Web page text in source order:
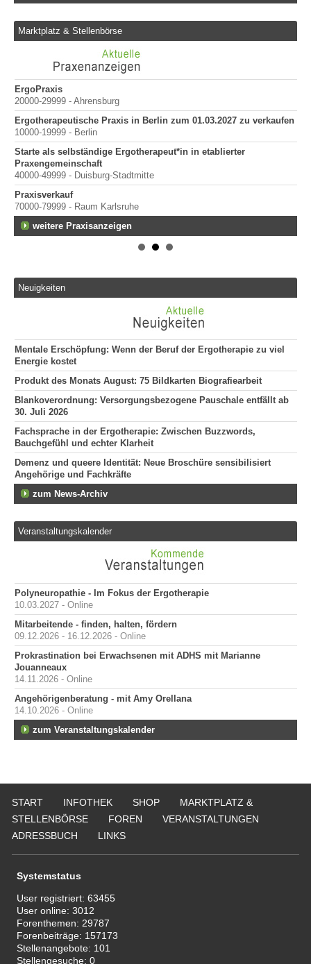
Marktplatz & Stellenbörse
ErgoPraxis
20000-29999 - Ahrensburg
Ergotherapeutische Praxis in Berlin zum 01.03.2027 zu verkaufen
10000-19999 - Berlin
Starte als selbständige Ergotherapeut*in in etablierter
Praxengemeinschaft
40000-49999 - Duisburg-Stadtmitte
Praxisverkauf
70000-79999 - Raum Karlsruhe
weitere Praxisanzeigen
Neuigkeiten
Mentale Erschöpfung: Wenn der Beruf der Ergotherapie zu viel
Energie kostet
Produkt des Monats August: 75 Bildkarten Biografiearbeit
Blankoverordnung: Versorgungsbezogene Pauschale entfällt ab
30. Juli 2026
Fachsprache in der Ergotherapie: Zwischen Buzzwords,
Bauchgefühl und echter Klarheit
Demenz und queere Identität: Neue Broschüre sensibilisiert
Angehörige und Fachkräfte
zum News-Archiv
Veranstaltungskalender
Polyneuropathie - Im Fokus der Ergotherapie
10.03.2027 - Online
Mitarbeitende - finden, halten, fördern
09.12.2026 - 16.12.2026 - Online
Prokrastination bei Erwachsenen mit ADHS mit Marianne
Jouanneaux
14.11.2026 - Online
Angehörigenberatung - mit Amy Orellana
14.10.2026 - Online
zum Veranstaltungskalender
START INFOTHEK SHOP
MARKTPLATZ &
STELLENBÖRSE
FOREN
VERANSTALTUNGEN
ADRESSBUCH
LINKS
Systemstatus
User registriert:63455
User online:3012
Forenthemen: 29787
Forenbeiträge: 157173
Stellenangebote: 101
Stellengesuche:0